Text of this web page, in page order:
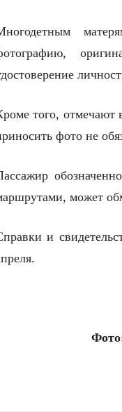
того, отмечают
фото не
может
и